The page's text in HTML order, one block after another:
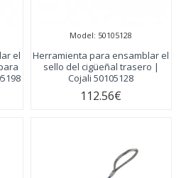
el
Model: 50105128
Herramienta para ensamblar el
sello del cigüeñal trasero |
Cojali 50105128
112.56€